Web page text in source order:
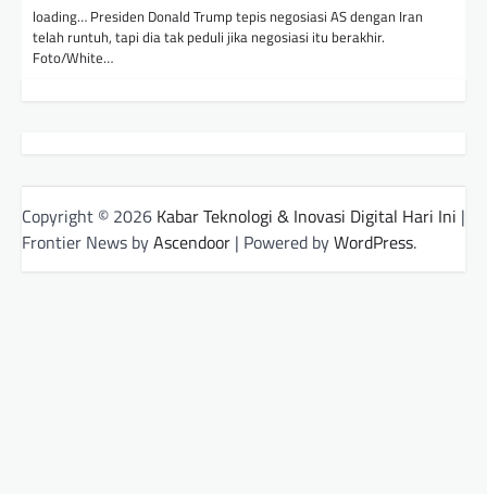
loading… Presiden Donald Trump tepis negosiasi AS dengan Iran
telah runtuh, tapi dia tak peduli jika negosiasi itu berakhir.
Foto/White…
Copyright © 2026 Kabar Teknologi & Inovasi Digital Hari Ini |
Frontier News byAscendoor | Powered byWordPress.